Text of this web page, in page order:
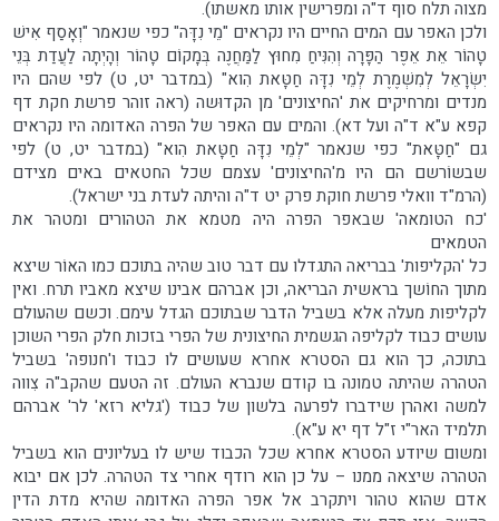
מצוה תלח סוף ד"ה ומפרישין אותו מאשתו).
ולכן האפר עם המים החיים היו נקראים "מֵי נִדָּה" כפי שנאמר "וְאָסַף אִישׁ
טָהוֹר אֵת אֵפֶר הַפָּרָה וְהִנִּיחַ מִחוּץ לַמַּחֲנֶה בְּמָקוֹם טָהוֹר וְהָיְתָה לַעֲדַת בְּנֵי
יִשְׂרָאֵל לְמִשְׁמֶרֶת לְמֵי נִדָּה חַטָּאת הִוא" (במדבר יט, ט) לפי שהם היו
מנדים ומרחיקים את 'החיצונים' מן הקדוּשה (ראה זוהר פרשת חקת דף
קפא ע"א ד"ה ועל דא). והמים עם האפר של הפרה האדומה היו נקראים
גם "חַטָּאת" כפי שנאמר "לְמֵי נִדָּה חַטָּאת הִוא" (במדבר יט, ט) לפי
שבשוֹרשם הם היו מ'החיצונים' עצמם שכל החטאים באים מצידם
(הרמ"ד וואלי פרשת חוקת פרק יט ד"ה והיתה לעדת בני ישראל).
'כח הטומאה' שבאפר הפרה היה מטמא את הטהורים ומטהר את
הטמאים
כל 'הקליפות' בבריאה התגדלו עם דבר טוב שהיה בתוכם כמו האוֹר שיצא
מתוך החוֹשך בראשית הבריאה, וכן אברהם אבינו שיצא מאביו תרח. ואין
לקליפות מעלה אלא בשביל הדבר שבתוכם הגדל עימם. וכשם שהעולם
עושים כבוד לקליפה הגשמית החיצונית של הפרי בזכות חלק הפרי השוכן
בתוכה, כך הוא גם הסטרא אחרא שעושים לו כבוד ו'חנופה' בשביל
הטהרה שהיתה טמונה בו קודם שנברא העולם. זה הטעם שהקב"ה צִווה
למשה ואהרן שידברו לפרעה בלשון של כבוד ('גליא רזא' לר' אברהם
תלמיד האר"י ז"ל דף יא ע"א).
ומשום שיודע הסטרא אחרא שכל הכבוד שיש לו בעליונים הוא בשביל
הטהרה שיצאה ממנו – על כן הוא רודף אחרי צד הטהרה. לכן אם יבוא
אדם שהוא טהור ויתקרב אל אפר הפרה האדומה שהיא מדת הדין